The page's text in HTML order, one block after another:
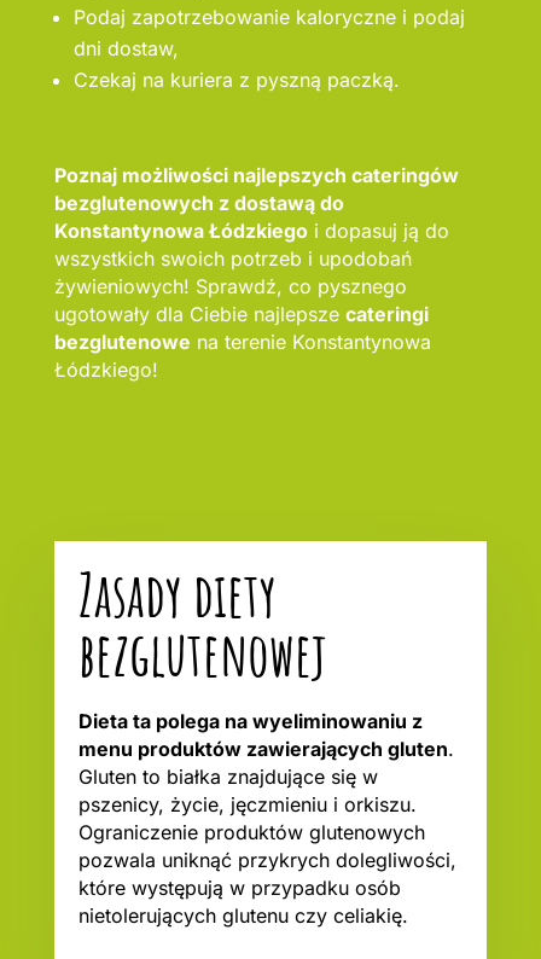
Podaj zapotrzebowanie kaloryczne i podaj
dni dostaw,
Czekaj na kuriera z pyszną paczką.
Poznaj możliwości najlepszych cateringów
bezglutenowych z dostawą do
Konstantynowa Łódzkiegoi dopasuj ją do
wszystkich swoich potrzeb i upodobań
żywieniowych! Sprawdź, co pysznego
ugotowały dla Ciebie najlepsze cateringi
bezglutenowe na terenie Konstantynowa
Łódzkiego!
Zasady diety
bezglutenowej
Dieta ta polega na wyeliminowaniu z
menu produktów zawierających gluten.
Gluten to białka znajdujące się w
pszenicy, życie, jęczmieniu i orkiszu.
Ograniczenie produktów glutenowych
pozwala uniknąć przykrych dolegliwości,
które występują w przypadku osób
nietolerujących glutenu czy celiakię.